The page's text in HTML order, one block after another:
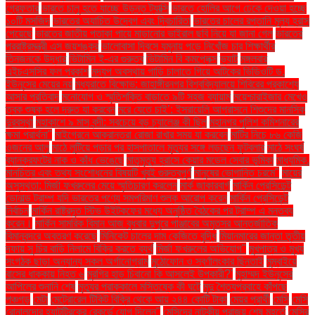
গ্রেফতার ভারতে চালু হতে যাচ্ছে উড়ন্ত ট্যাক্সি ভারতে হোলির আগে ঢেকে দেওয়া হচ্ছে
১০টি মসজিদ ভারতের অযাচিত উদ্বেগ এবং দ্বিচারিতা ভারতের চালের রপ্তানি মূল্য হ্রাস
পেয়েছে ভারতের জাতীয় পতাকা পায়ে মাড়ানোর ভাইরাল ছবি নিয়ে যা জানা গেল ভারতের
পররাষ্ট্রমন্ত্রী এস জয়শঙ্কর ভালোবাসা দিবসে যমুনায় পড়ে নিখোঁজ চার শিক্ষার্থীর
তিনজনকে উদ্ধার ভিটামিন ই-এর গুরুত্ব ভিটামিন বি কমপ্লেক্স ভ্যাট মঙ্গলবার
এইচএসসির ফল প্রকাশ মদ্যপ অবস্থায় গাড়ি চালাতে গিয়ে আটকের ভিডিওটি ড.
ইউনূসের মেয়ের নয় মধ্যরাতে বিক্ষোভ: জাহাঙ্গীরনগর বিশ্ববিদ্যালয়ে শিবিরের প্রকাশ্যে
আসার প্রতিবাদ মনোযোগ ও স্মৃতিশক্তি বাড়াতে ৯টি সহজ ব্যায়াম ময়েশ্চারাইজার মেখেও
ত্বক শুষ্ক হলে দ্রুত যা করবেন মরে যেতে চাই’: ইসরায়েলি আগ্রাসনে শিশুদের মানসিক
দুরবস্থা মহাকাশে ৯ মাস বন্দী: সবচেয়ে বড় চ্যালেঞ্জ কী ছিল মহানগর পুলিশ কমিশনারের
ক্ষমা প্রার্থনা" মাইগ্রেনে আক্রান্তরা রোজা রাখার সময় যা করবেন মাটির নিচে ৮৬ কেজি
ওজনের আলু মাঠে লুটিয়ে পড়ার পর হাসপাতালে মৃত্যুর সঙ্গে লড়ছেন ফুটবলার মাঠে সংঘর্ষ
ব্যানক্রফটের নাক ও কাঁধ ভেঙেছে মাতৃমৃত্যু হ্রাসে কেয়ার মডেল সেবার ভূমিকা মাধ্যমিক.
মানচিত্র এবং তথ্য সংশোধনের বিষয়টি খুবই গুরুত্বপূর্ণ মানুষের ভোগান্তি চরমে" মায়ের
অসুস্থতা: মির্জা ফখরুলের মেয়ে স্মৃতিচারণ করলেন মার্ক জাকারবার্গ মার্কিন প্রেসিডেন্ট
ডোনাল্ড ট্রাম্প যদি ভারতের পণ্যে সমপরিমাণ শুল্ক আরোপ করেন মার্কিন প্রেসিডেন্ট
নির্বাচন মার্কিন রাষ্ট্রদূত স্টিভ উইটকফের মধ্যে অনুষ্ঠিত বৈঠকের পর ট্রাম্প এ মন্তব্য
করেন। মার্কিন সামরিক বিমান আজ বুধবার দুপুরে পাঞ্জাবের অমৃতসর আন্তর্জাতিক
বিমানবন্দরে অবতরণ করেছে মিনিকেট চালের দাম কেজিতে বৃদ্ধি মিয়ানমারের জান্তা তৃতীয়
দফায় সু চির বাড়ি নিলামে বিক্রি করতে ব্যর্থ মির্জা ফখরুলের অভিযোগ" মুখপাত্র ও মুখ্য
সংগঠক ছাড়া অন্যান্য সকল অর্গানোগ্রাম মুঠোফোন ও স্বর্ণালংকার ছিনতাই মুম্বাইয়ে
বাসের ধাক্কায় নিহত ৬ মুরগির হাড় চিবানো কি আসলেই উপকারী?' মুহাম্মদ ইউনূসের
আপিলের শুনানি শেষ মৃত্যুর প্রাক্কালে মস্তিষ্কে কী ঘটে মৃদু শৈত্যপ্রবাহে কাঁপছে
পঞ্চগড় মেটা মেট্রোরেল টিকিট বিক্রি থেকে আয় ২৪৪ কোটি টাকা মেয়র প্রার্থী মেসি মেসি
রোনালদোর হ্যাটট্রিকের রেকর্ডে যোগ দিলেন" মেসিদের নাটকীয় পরাজয় শেষ মুহূর্তে মেসির